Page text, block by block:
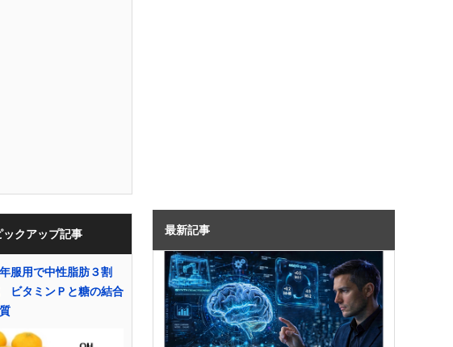
ックアップ記事
服用で中性脂肪３割
ビタミンＰと糖の結合
最新記事